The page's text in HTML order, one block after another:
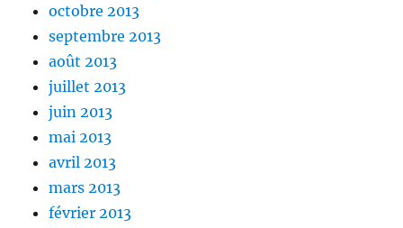
octobre 2013
septembre 2013
août 2013
juillet 2013
juin 2013
mai 2013
avril 2013
mars 2013
février 2013